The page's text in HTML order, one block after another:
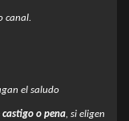
canal.
el saludo
castigo o pena, si eligen